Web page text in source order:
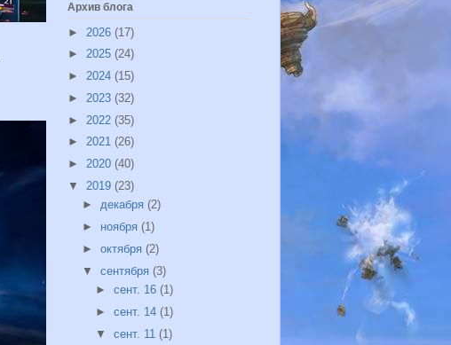
Архив блога
► 2026 (17)
► 2025 (24)
► 2024 (15)
► 2023 (32)
► 2022 (35)
► 2021 (26)
► 2020 (40)
▼ 2019 (23)
► декабря (2)
► ноября (1)
► октября (2)
▼ сентября (3)
►сент. 16(1)
►сент. 14(1)
▼сент. 11(1)